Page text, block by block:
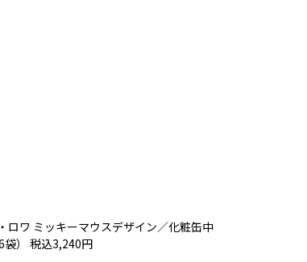
ロワ ミッキーマウスデザイン／化粧缶中
） 税込3,240円